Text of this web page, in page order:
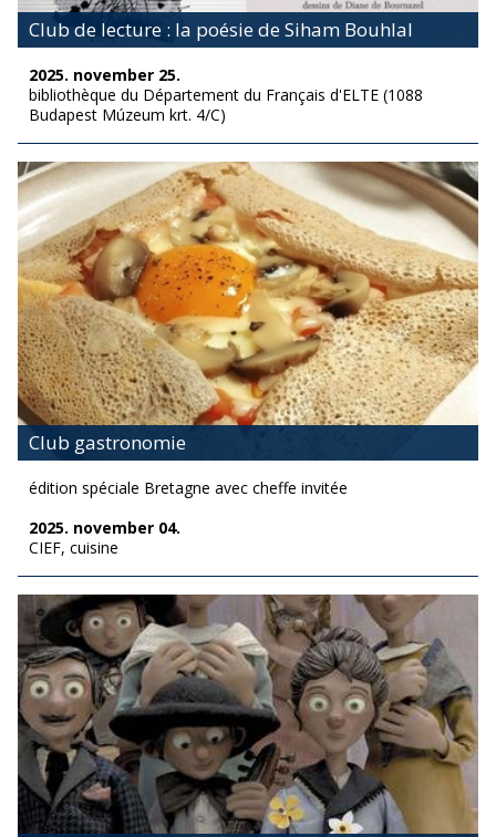
Club de lecture : la poésie de Siham Bouhlal
2025. november 25.
bibliothèque du Département du Français d'ELTE (1088
Budapest Múzeum krt. 4/C)
Club gastronomie
édition spéciale Bretagne avec cheffe invitée
2025. november 04.
CIEF, cuisine